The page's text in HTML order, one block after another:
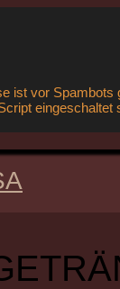
ist vor Spambots
eingeschaltet